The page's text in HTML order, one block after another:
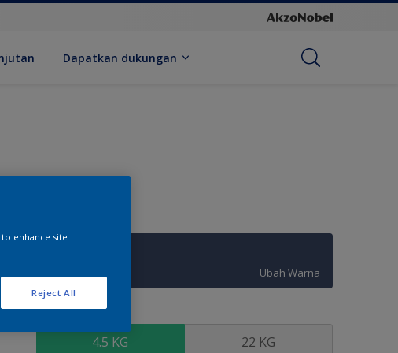
Dapatkan dukungan
Ubah Warna
4.5 KG 22 KG
enhance site
Reject All